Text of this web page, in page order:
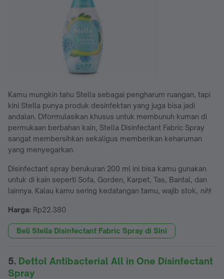
Kamu mungkin tahu Stella sebagai pengharum ruangan, tapi
kini Stella punya produk desinfektan yang juga bisa jadi
andalan. Diformulasikan khusus untuk membunuh kuman di
permukaan berbahan kain, Stella Disinfectant Fabric Spray
sangat membersihkan sekaligus memberikan keharuman
yang menyegarkan.
Disinfectant spray berukuran 200 ml ini bisa kamu gunakan
untuk di kain seperti Sofa, Gorden, Karpet, Tas, Bantal, dan
lainnya. Kalau kamu sering kedatangan tamu, wajib stok, nih!
Harga: Rp22.380
Beli Stella Disinfectant Fabric Spray di Sini
5. Dettol Antibacterial All in One Disinfectant
Spray